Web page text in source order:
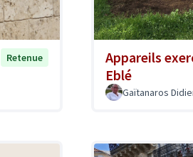
Retenue
Appareils
Eblé
Gaïtanaros